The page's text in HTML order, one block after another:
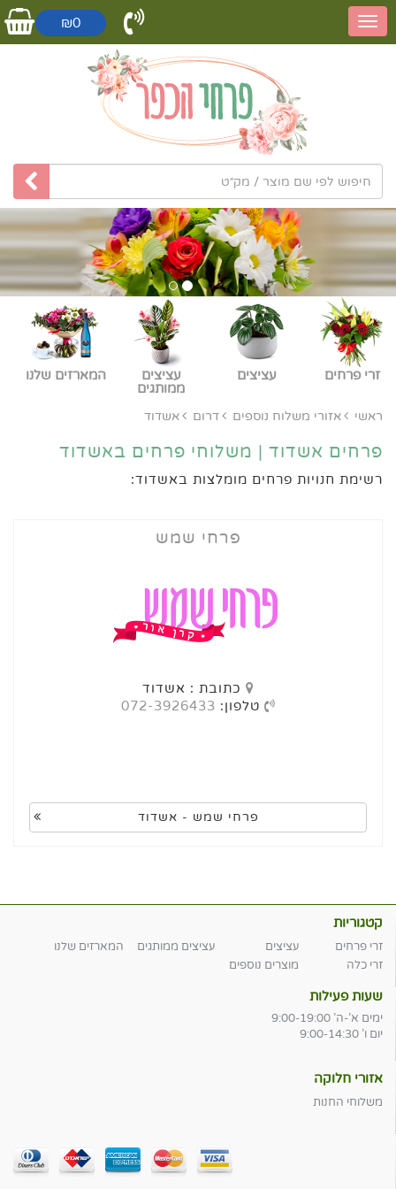
₪0
זרי פרחים עציצים
עציצים
ממותגים
המארזים שלנו
ראשי אזורי משלוח נוספים דרום אשדוד
פרחים אשדוד | משלוחי פרחים באשדוד
רשימת חנויות פרחים מומלצות באשדוד:
פרחי שמש
כתובת : אשדוד
טלפון: 072-3926433
פרחי שמש - אשדוד
קטגוריות
זרי פרחים עציצים עציצים ממותגים
המארזים שלנו
זרי כלה
מוצרים נוספים
שעות פעילות
ימים א'-ה' 9:00-19:00
יום ו' 9:00-14:30
אזורי חלוקה
משלוחי החנות